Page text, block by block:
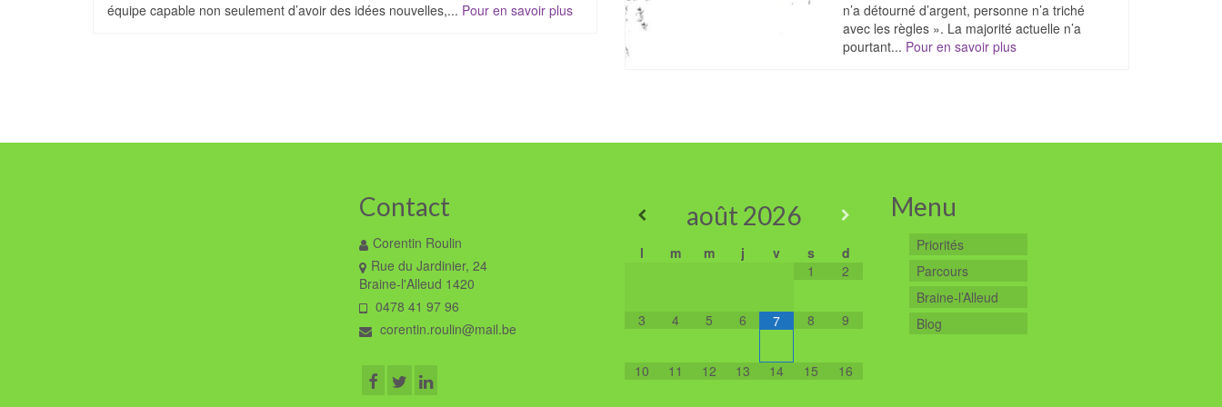
équipe capable non seulement d’avoir des idées nouvelles,... Pour en savoir plus
n’a détourné d’argent, personne n’a triché
avec les règles ». La majorité actuelle n’a
pourtant... Pour en savoir plus
Contact
Corentin Roulin
Rue du Jardinier, 24
Braine-l'Alleud 1420
0478 41 97 96
corentin.roulin@mail.be
août 2026
l m m j v s
d
1
2
3 4 5 6 7 8 9
10 11 12 13 14 15 16
Menu
Priorités
Parcours
Braine-l’Alleud
Blog